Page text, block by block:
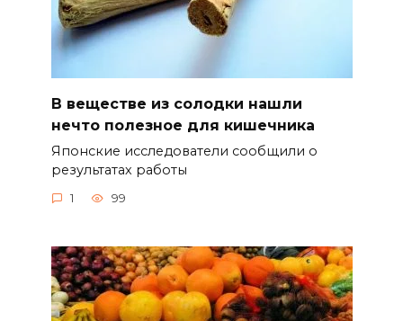
В веществе из солодки нашли
нечто полезное для кишечника
Японские исследователи сообщили о
результатах работы
1 99